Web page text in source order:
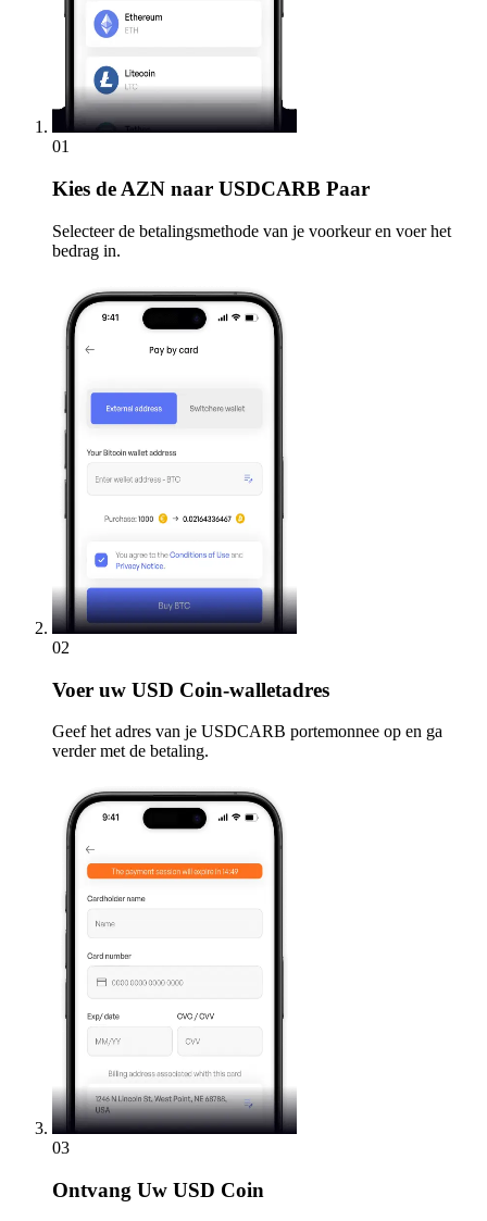
01
Kies de AZN naar USDCARB Paar
Selecteer de betalingsmethode van je voorkeur en voer het
bedrag in.
02
Voer uw USD Coin-walletadres
Geef het adres van je USDCARB portemonnee op en ga
verder met de betaling.
03
Ontvang Uw USD Coin